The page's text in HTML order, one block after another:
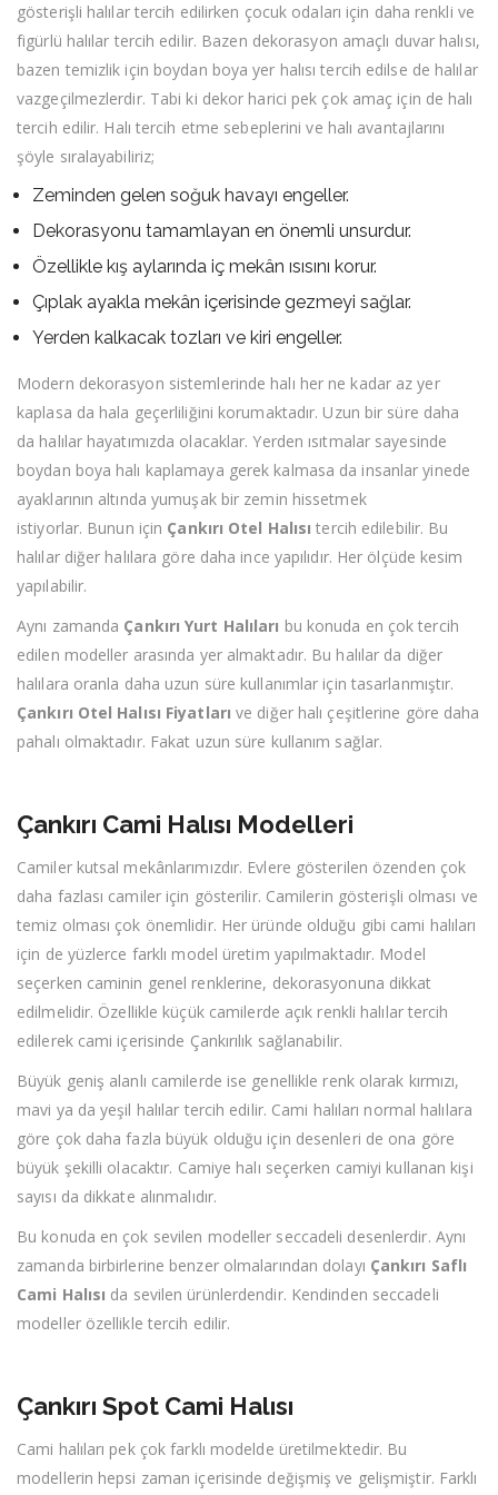
gösterişli halılar tercih edilirken çocuk odaları için daha renkli ve
figürlü halılar tercih edilir. Bazen dekorasyon amaçlı duvar halısı,
bazen temizlik için boydan boya yer halısı tercih edilse de halılar
vazgeçilmezlerdir. Tabi ki dekor harici pek çok amaç için de halı
tercih edilir. Halı tercih etme sebeplerini ve halı avantajlarını
şöyle sıralayabiliriz;
Zeminden gelen soğuk havayı engeller.
Dekorasyonu tamamlayan en önemli unsurdur.
Özellikle kış aylarında iç mekân ısısını korur.
Çıplak ayakla mekân içerisinde gezmeyi sağlar.
Yerden kalkacak tozları ve kiri engeller.
Modern dekorasyon sistemlerinde halı her ne kadar az yer
kaplasa da hala geçerliliğini korumaktadır. Uzun bir süre daha
da halılar hayatımızda olacaklar. Yerden ısıtmalar sayesinde
boydan boya halı kaplamaya gerek kalmasa da insanlar yinede
ayaklarının altında yumuşak bir zemin hissetmek
istiyorlar. Bunun için Çankırı Otel Halısı tercih edilebilir. Bu
halılar diğer halılara göre daha ince yapılıdır. Her ölçüde kesim
yapılabilir.
Aynı zamanda Çankırı Yurt Halıları bu konuda en çok tercih
edilen modeller arasında yer almaktadır. Bu halılar da diğer
halılara oranla daha uzun süre kullanımlar için tasarlanmıştır.
Çankırı Otel Halısı Fiyatları ve diğer halı çeşitlerine göre daha
pahalı olmaktadır. Fakat uzun süre kullanım sağlar.
Çankırı Cami Halısı Modelleri
Camiler kutsal mekânlarımızdır. Evlere gösterilen özenden çok
daha fazlası camiler için gösterilir. Camilerin gösterişli olması ve
temiz olması çok önemlidir. Her üründe olduğu gibi cami halıları
için de yüzlerce farklı model üretim yapılmaktadır. Model
seçerken caminin genel renklerine, dekorasyonuna dikkat
edilmelidir. Özellikle küçük camilerde açık renkli halılar tercih
edilerek cami içerisinde Çankırılık sağlanabilir.
Büyük geniş alanlı camilerde ise genellikle renk olarak kırmızı,
mavi ya da yeşil halılar tercih edilir. Cami halıları normal halılara
göre çok daha fazla büyük olduğu için desenleri de ona göre
büyük şekilli olacaktır. Camiye halı seçerken camiyi kullanan kişi
sayısı da dikkate alınmalıdır.
Bu konuda en çok sevilen modeller seccadeli desenlerdir. Aynı
zamanda birbirlerine benzer olmalarından dolayı Çankırı Saflı
Cami Halısı da sevilen ürünlerdendir. Kendinden seccadeli
modeller özellikle tercih edilir.
Çankırı Spot Cami Halısı
Cami halıları pek çok farklı modelde üretilmektedir. Bu
modellerin hepsi zaman içerisinde değişmiş ve gelişmiştir. Farklı